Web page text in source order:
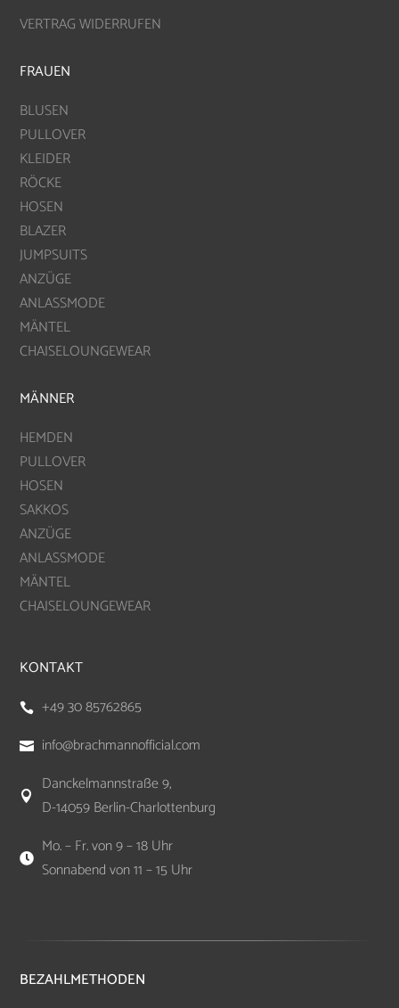
VERTRAG WIDERRUFEN
FRAUEN
BLUSEN
PULLOVER
KLEIDER
RÖCKE
HOSEN
BLAZER
JUMPSUITS
ANZÜGE
ANLASSMODE
MÄNTEL
CHAISELOUNGEWEAR
MÄNNER
HEMDEN
PULLOVER
HOSEN
SAKKOS
ANZÜGE
ANLASSMODE
MÄNTEL
CHAISELOUNGEWEAR
KONTAKT
 +49 30 85762865
 info@brachmannofficial.com

Danckelmannstraße 9,
D-14059 Berlin-Charlottenburg

Mo. – Fr. von 9 – 18 Uhr
Sonnabend von 11 – 15 Uhr
BEZAHLMETHODEN